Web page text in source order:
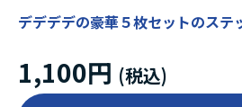
デデデデの豪華５枚セットのステ
1,100円